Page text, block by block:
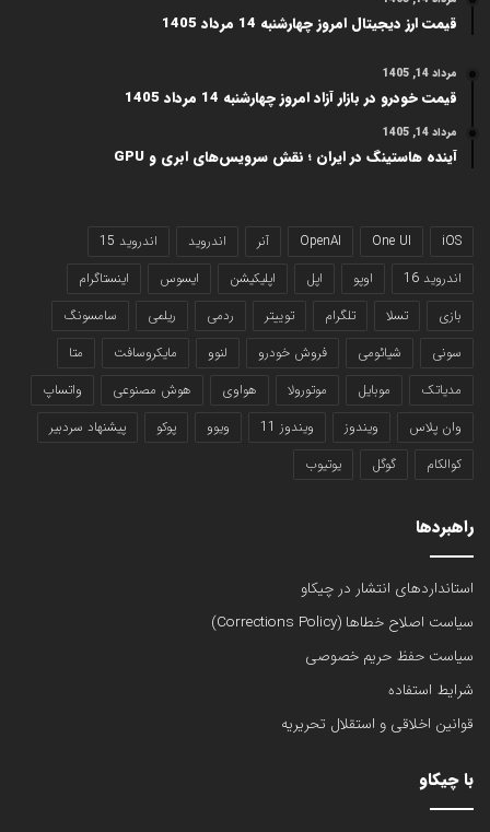
قیمت ارز دیجیتال امروز چهارشنبه 14 مرداد 1405
مرداد 14, 1405
قیمت خودرو در بازار آزاد امروز چهارشنبه 14 مرداد 1405
مرداد 14, 1405
آینده هاستینگ در ایران ؛ نقش سرویس‌های ابری و GPU
iOS
One UI
OpenAI آنر اندروید
اندروید 15
اندروید 16
اوپو اپل اپلیکیشن ایسوس
اینستاگرام
بازی
تسلا تلگرام توییتر ردمی ریلمی
سامسونگ
سونی
شیائومی فروش خودرو لنوو مایکروسافت
متا
مدیاتک
موبایل موتورولا هواوی هوش مصنوعی
واتساپ
وان پلاس
ویندوز ویندوز 11 ویوو پوکو
پیشنهاد سردبیر
کوالکام
گوگل یوتیوب
راهبردها
استانداردهای انتشار در چیکاو
سیاست اصلاح خطاها (Corrections Policy)
سیاست حفظ حریم خصوصی
شرایط استفاده
قوانین اخلاقی و استقلال تحریریه
با چیکاو